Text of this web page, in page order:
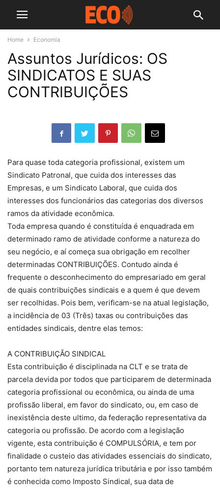
Home Economia
Assuntos Jurídicos: OS
SINDICATOS E SUAS
CONTRIBUIÇÕES
Para quase toda categoria profissional, existem um
Sindicato Patronal, que cuida dos interesses das
Empresas, e um Sindicato Laboral, que cuida dos
interesses dos funcionários das categorias dos diversos
ramos da atividade econômica.
Toda empresa quando é constituída é enquadrada em
determinado ramo de atividade conforme a natureza do
seu negócio, e aí começa sua obrigação em recolher
determinadas CONTRIBUIÇÕES. Contudo ainda é
frequente o desconhecimento do empresariado em geral
de quais contribuições sindicais e a quem é que devem
ser recolhidas. Pois bem, verificam-se na atual legislação,
a incidência de 03 (Três) taxas ou contribuições das
entidades sindicais, dentre elas temos:
A CONTRIBUIÇÃO SINDICAL
Esta contribuição é disciplinada na CLT e se trata de
parcela devida por todos que participarem de determinada
categoria profissional ou econômica, ou ainda de uma
profissão liberal, em favor do sindicato, ou, em caso de
inexistência deste ultimo, da federação representativa da
categoria ou profissão. De acordo com a legislação
vigente, esta contribuição é COMPULSÓRIA, e tem por
finalidade o custeio das atividades essenciais do sindicato,
portanto tem natureza jurídica tributária e por isso também
é conhecida como Imposto Sindical, sua data de